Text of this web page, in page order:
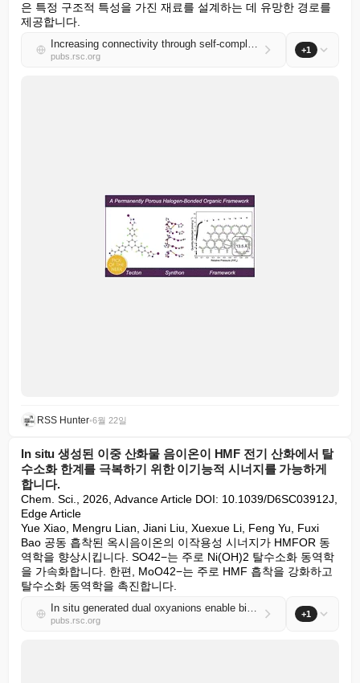
은 특정 구조적 특성을 가진 재료를 설계하는 데 유망한 경로를
제공합니다.
Increasing connectivity through self-complementarity enables permanent porosity in a halogen-bonded organic framework
pubs.rsc.org
+1
RSS Hunter•6월 22일
In situ 생성된 이중 산화물 음이온이 HMF 전기 산화에서 탈
수소화 한계를 극복하기 위한 이기능적 시너지를 가능하게
합니다.
Chem. Sci., 2026, Advance Article DOI: 10.1039/D6SC03912J,
Edge Article
Yue Xiao, Mengru Lian, Jiani Liu, Xuexue Li, Feng Yu, Fuxi
Bao 공동 흡착된 옥시음이온의 이작용성 시너지가 HMFOR 동
역학을 향상시킵니다. SO42−는 주로 Ni(OH)2 탈수소화 동역학
을 가속화합니다. 한편, MoO42−는 주로 HMF 흡착을 강화하고
탈수소화 동역학을 촉진합니다.
In situ generated dual oxyanions enable bifunctional synergy to overcome dehydrogenation limitations in HMF electrooxidation
pubs.rsc.org
+1